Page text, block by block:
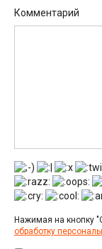
Комментарий
Нажимая на кнопку
обработку